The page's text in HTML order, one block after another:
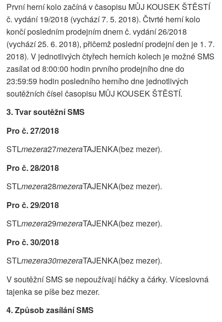
První herní kolo začíná v časopisu MŮJ KOUSEK ŠTĚSTÍ
č. vydání 19/2018 (vychází 7. 5. 2018). Čtvrté herní kolo
končí posledním prodejním dnem č. vydání 26/2018
(vychází 25. 6. 2018), přičemž poslední prodejní den je 1. 7.
2018). V jednotlivých čtyřech herních kolech je možné SMS
zasílat od 8:00:00 hodin prvního prodejního dne do
23:59:59 hodin posledního herního dne jednotlivých
soutěžních čísel časopisu MŮJ KOUSEK ŠTĚSTÍ.
3. Tvar soutěžní SMS
Pro č. 27/2018
STLmezera27mezeraTAJENKA(bez mezer).
Pro č. 28/2018
STLmezera28mezeraTAJENKA(bez mezer).
Pro č. 29/2018
STLmezera29mezeraTAJENKA(bez mezer).
Pro č. 30/2018
STLmezera30mezeraTAJENKA(bez mezer).
V soutěžní SMS se nepoužívají háčky a čárky. Víceslovná
tajenka se píše bez mezer.
4. Způsob zasílání SMS